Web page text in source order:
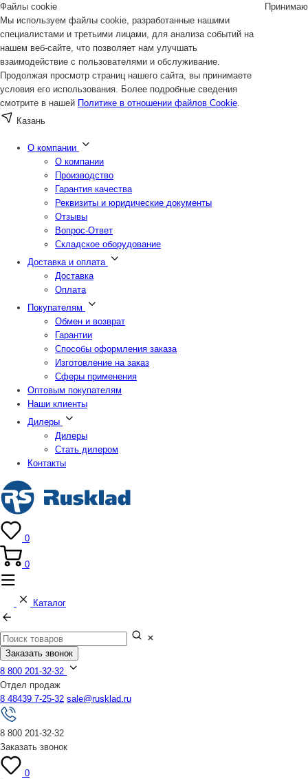
Файлы cookie
Мы используем файлы cookie, разработанные нашими
специалистами и третьими лицами, для анализа событий на
нашем веб-сайте, что позволяет нам улучшать
взаимодействие с пользователями и обслуживание.
Продолжая просмотр страниц нашего сайта, вы принимаете
условия его использования. Более подробные сведения
смотрите в нашей Политике в отношении файлов Cookie.
Принимаю
Казань
О компании
О компании
Производство
Гарантия качества
Реквизиты и юридические документы
Отзывы
Вопрос-Ответ
Складское оборудование
Доставка и оплата
Доставка
Оплата
Покупателям
Обмен и возврат
Гарантии
Способы оформления заказа
Изготовление на заказ
Сферы применения
Оптовым покупателям
Наши клиенты
Дилеры
Дилеры
Стать дилером
Контакты
0
0
Каталог
Заказать звонок
8 800 201-32-32
Отдел продаж
8 48439 7-25-32 sale@rusklad.ru
8 800 201-32-32
Заказать звонок
0